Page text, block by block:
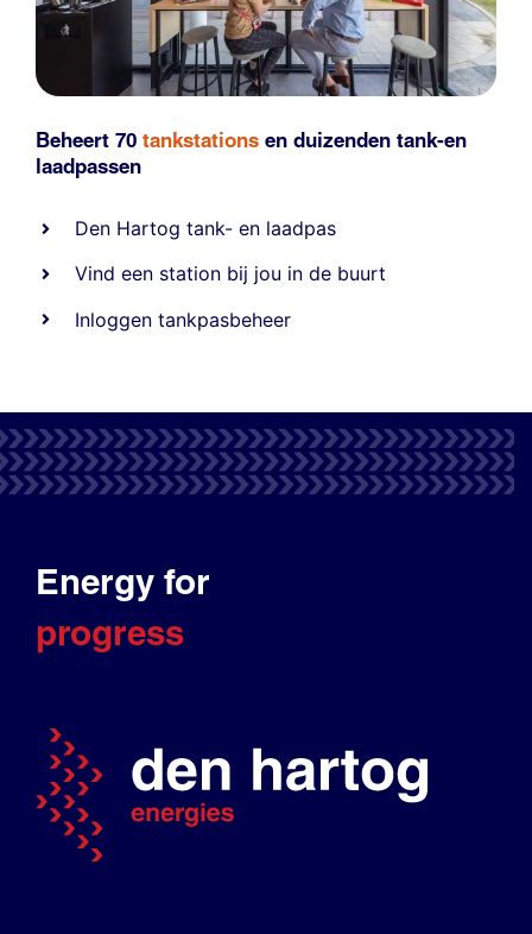
Beheert 70 tankstations en duizenden tank-en
laadpassen
Den Hartog tank- en laadpas
Vind een station bij jou in de buurt
Inloggen tankpasbeheer
Energy for
progress